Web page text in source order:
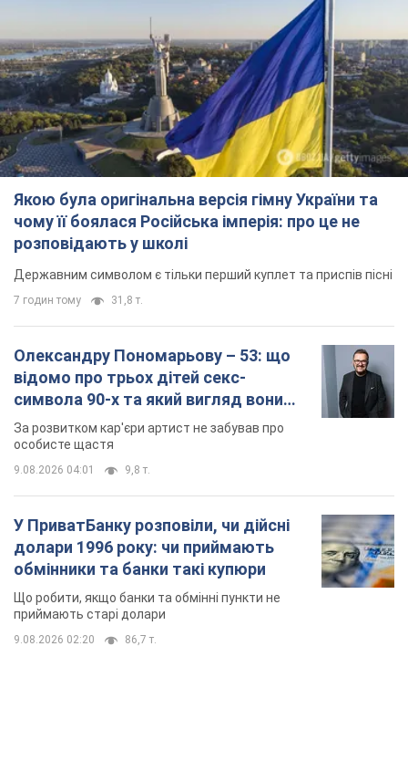
Якою була оригінальна версія гімну України та
чому її боялася Російська імперія: про це не
розповідають у школі
Державним символом є тільки перший куплет та приспів пісні
7 годин тому 31,8 т.
Олександру Пономарьову – 53: що
відомо про трьох дітей секс-
символа 90-х та який вигляд вони
мають
За розвитком кар'єри артист не забував про
особисте щастя
9.08.2026 04:01 9,8 т.
У ПриватБанку розповіли, чи дійсні
долари 1996 року: чи приймають
обмінники та банки такі купюри
Що робити, якщо банки та обмінні пункти не
приймають старі долари
9.08.2026 02:20 86,7 т.